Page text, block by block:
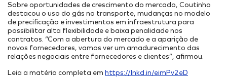
Sobre oportunidades de crescimento do mercado, Coutinho
destacou o uso do gás no transporte, mudanças no modelo
de precificação e investimentos em infraestrutura para
possibilitar alta flexibilidade e baixa penalidade nos
contratos. “Com a abertura do mercado e a aparição de
novos fornecedores, vamos ver um amadurecimento das
relações negociais entre fornecedores e clientes”, afirmou.
Leia a matéria completa em https://lnkd.in/eimPv2eD